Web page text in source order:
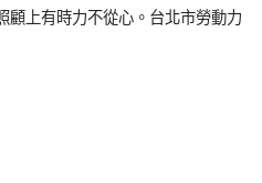
顧上有時力不從心。台北市勞動力